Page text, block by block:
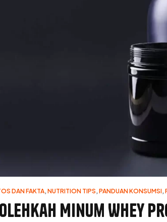
DAN FAKTA, NUTRITION TIPS , PANDUAN KONSUMSI,
Minum Whey